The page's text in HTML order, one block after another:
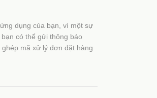
dụng của bạn, vì một sự
có thể gửi thông báo
mã xử lý đơn đặt hàng